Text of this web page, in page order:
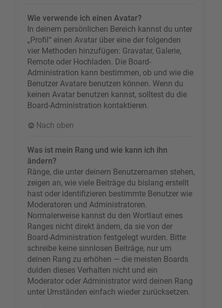
Wie verwende ich einen Avatar?
In deinem persönlichen Bereich kannst du unter
„Profil“ einen Avatar über eine der folgenden
vier Methoden hinzufügen: Gravatar, Galerie,
Remote oder Hochladen. Die Board-
Administration kann bestimmen, ob und wie die
Benutzer Avatare benutzen können. Wenn du
keinen Avatar benutzen kannst, solltest du die
Board-Administration kontaktieren.
Nach oben
Was ist mein Rang und wie kann ich ihn
ändern?
Ränge, die unter deinem Benutzernamen stehen,
zeigen an, wie viele Beiträge du bislang erstellt
hast oder identifizieren bestimmte Benutzer wie
Moderatoren und Administratoren.
Normalerweise kannst du den Wortlaut eines
Ranges nicht direkt ändern, da sie von der
Board-Administration festgelegt wurden. Bitte
schreibe keine sinnlosen Beiträge, nur um
deinen Rang zu erhöhen — die meisten Boards
dulden dieses Verhalten nicht und ein
Moderator oder Administrator wird deinen Rang
unter Umständen einfach wieder zurücksetzen.